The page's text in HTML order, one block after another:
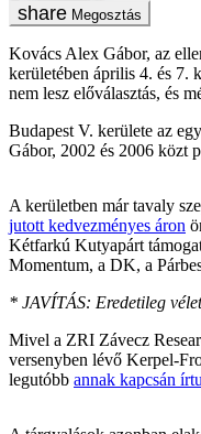
Megosztás
Kovács Alex Gábor, az
kerületében április 4. és 7.
nem lesz előválasztás, és
Budapest V. kerülete az
Gábor, 2002 és 2006 közt
A kerületben már tavaly
jutott kedvezményes áron
Kétfarkú Kutyapárt
Momentum, a DK, a
* JAVÍTÁS: Eredetileg
Mivel a ZRI Závecz
versenyben lévő Kerpel-
legutóbb annak kapcsán